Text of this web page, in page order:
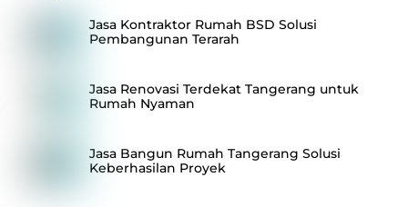
Jasa Kontraktor Rumah BSD Solusi
Pembangunan Terarah
Jasa Renovasi Terdekat Tangerang untuk
Rumah Nyaman
Jasa Bangun Rumah Tangerang Solusi
Keberhasilan Proyek